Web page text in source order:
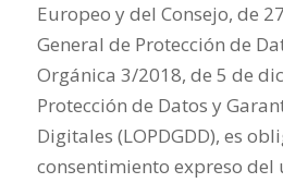
Europeo y del Consejo, de
General de Protección de
Orgánica 3/2018, de 5 de
Protección de Datos y
Digitales (LOPDGDD), es
consentimiento expreso del